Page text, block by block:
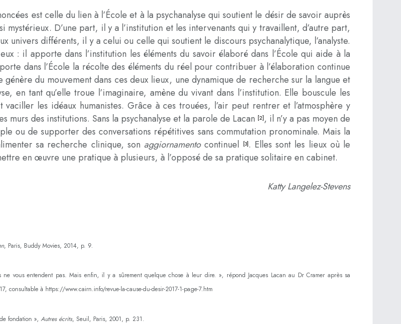
est celle du lien à l’École et à la psychanalyse qui soutient le désir de savoir auprès
D’une part, il y a l’institution et les intervenants qui y travaillent, d’autre part,
univers différents, il y a celui ou celle qui soutient le discours psychanalytique, l’analyste.
: il apporte dans l’institution les éléments du savoir élaboré dans l’École qui aide à la
dans l’École la récolte des éléments du réel pour contribuer à l’élaboration continue
génère du mouvement dans ces deux lieux, une dynamique de recherche sur la langue et
en tant qu’elle troue l’imaginaire, amène du vivant dans l’institution. Elle bouscule les
les idéaux humanistes. Grâce à ces trouées, l’air peut rentrer et l’atmosphère y
murs des institutions. Sans la psychanalyse et la parole de Lacan [2], il n’y a pas moyen de
ou de supporter des conversations répétitives sans commutation pronominale. Mais la
sa recherche clinique, son aggiornamentocontinuel [3]. Elles sont les lieux où le
en œuvre une pratique à plusieurs, à l’opposé de sa pratique solitaire en cabinet.
Katty Langelez-Stevens
, Paris, Buddy Movies, 2014, p. 9.
vous entendent pas. Mais enfin, il y a sûrement quelque chose à leur dire. », répond Jacques Lacan au Dr Cramer après sa
consultable à https://www.cairn.info/revue-la-cause-du-desir-2017-1-page-7.htm
fondation », Autres écrits, Seuil, Paris, 2001, p. 231.